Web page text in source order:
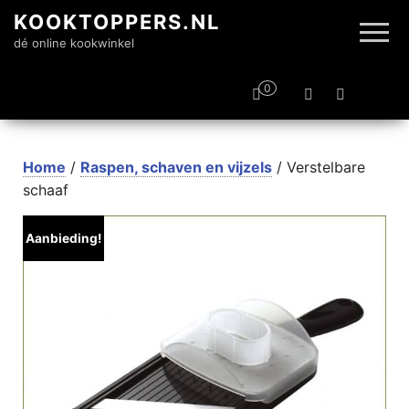
KOOKTOPPERS.NL
dé online kookwinkel
0
Home / Raspen, schaven en vijzels / Verstelbare
schaaf
Aanbieding!